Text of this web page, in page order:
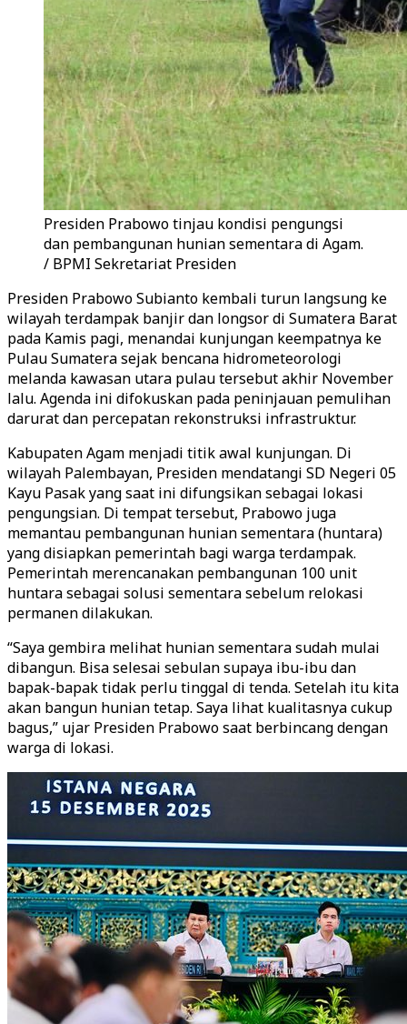
Presiden Prabowo tinjau kondisi pengungsi
dan pembangunan hunian sementara di Agam.
/ BPMI Sekretariat Presiden
Presiden Prabowo Subianto kembali turun langsung ke
wilayah terdampak banjir dan longsor di Sumatera Barat
pada Kamis pagi, menandai kunjungan keempatnya ke
Pulau Sumatera sejak bencana hidrometeorologi
melanda kawasan utara pulau tersebut akhir November
lalu. Agenda ini difokuskan pada peninjauan pemulihan
darurat dan percepatan rekonstruksi infrastruktur.
Kabupaten Agam menjadi titik awal kunjungan. Di
wilayah Palembayan, Presiden mendatangi SD Negeri 05
Kayu Pasak yang saat ini difungsikan sebagai lokasi
pengungsian. Di tempat tersebut, Prabowo juga
memantau pembangunan hunian sementara (huntara)
yang disiapkan pemerintah bagi warga terdampak.
Pemerintah merencanakan pembangunan 100 unit
huntara sebagai solusi sementara sebelum relokasi
permanen dilakukan.
“Saya gembira melihat hunian sementara sudah mulai
dibangun. Bisa selesai sebulan supaya ibu-ibu dan
bapak-bapak tidak perlu tinggal di tenda. Setelah itu kita
akan bangun hunian tetap. Saya lihat kualitasnya cukup
bagus,” ujar Presiden Prabowo saat berbincang dengan
warga di lokasi.